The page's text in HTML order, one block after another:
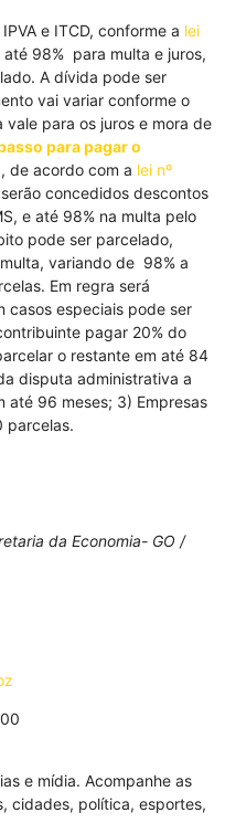
e ITCD, conforme a lei
98% para multa e juros,
A dívida pode ser
vai variar conforme o
vale para os juros e mora de
para pagar o
de acordo com a lei nº
concedidos descontos
e até 98% na multa pelo
pode ser parcelado,
variando de 98% a
Em regra será
casos especiais pode ser
pagar 20% do
o restante em até 84
disputa administrativa a
96 meses; 3) Empresas
parcelas.
da Economia- GO /
e mídia. Acompanhe as
cidades, política, esportes,